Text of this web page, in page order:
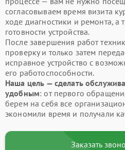
согласовываем время визита
ходе диагностики и ремонта, а
готовности устройства.
После завершения работ
проверку и только затем
исправное устройство с
его работоспособности.
Наша цель — сделать
удобным: от первого
берем на себя все
экономили время и получали
Заказать